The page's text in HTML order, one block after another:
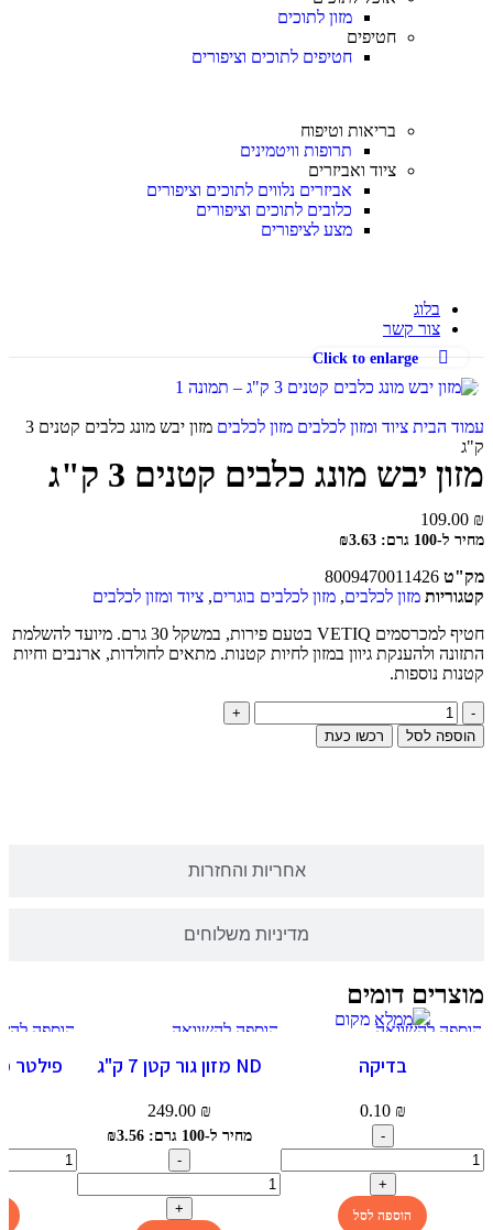
מזון לתוכים
חטיפים
חטיפים לתוכים וציפורים
בריאות וטיפוח
תרופות וויטמינים
ציוד ואביזרים
אביזרים נלווים לתוכים וציפורים
כלובים לתוכים וציפורים
מצע לציפורים
בלוג
צור קשר
Click to enlarge
עמוד הבית ציוד ומזון לכלבים מזון לכלבים
מזון יבש מונג כלבים קטנים 3
ק"ג
מזון יבש מונג כלבים קטנים 3 ק"ג
109.00 ₪
מחיר ל-100 גרם: ₪3.63
מק"ט 8009470011426
קטגוריות מזון לכלבים, מזון לכלבים בוגרים, ציוד ומזון לכלבים
חטיף למכרסמים VETIQ בטעם פירות, במשקל 30 גרם. מיועד להשלמת
התזונה ולהענקת גיוון במזון לחיות קטנות. מתאים לחולדות, ארנבים וחיות
קטנות נוספות.
הוספה לסל רכשו כעת
אחריות והחזרות
מדיניות משלוחים
מוצרים דומים
הוספה להשוואה
הוספה למועדפים
בדיקה
0.10 ₪
הוספה לסל
הוספה להשוואה
הוספה למועדפים
ND מזון גור קטן 7 ק"ג
249.00 ₪
מחיר ל-100 גרם: ₪3.56
הוספה
תצוגה
הוספה